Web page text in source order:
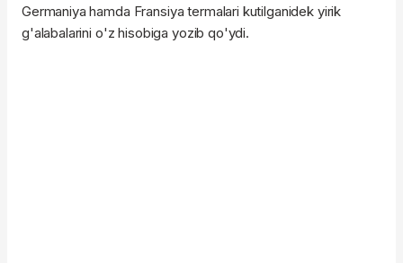
Germaniya hamda Fransiya termalari kutilganidek yirik
g'alabalarini o'z hisobiga yozib qo'ydi.